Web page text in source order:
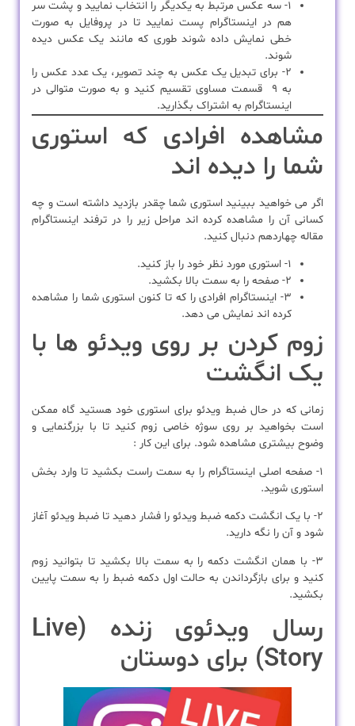
۱- سه عکس مرتبط به یکدیگر را انتخاب نمایید و پشت سر
هم در اینستاگرام پست نمایید تا در پروفایل به صورت
خطی نمایش داده شوند طوری که مانند یک عکس دیده
شوند.
۲- برای تبدیل یک عکس به چند تصویر، یک عدد عکس را
به ۹ قسمت مساوی تقسیم کنید و به صورت متوالی در
اینستاگرام به اشتراک بگذارید.
مشاهده افرادی که استوری
شما را دیده اند
اگر می خواهید ببینید استوری شما چقدر بازدید داشته است و چه
کسانی آن را مشاهده کرده اند مراحل زیر را در ترفند اینستاگرام
مقاله چهاردهم دنبال کنید.
۱- استوری مورد نظر خود را باز کنید.
۲- صفحه را به سمت بالا بکشید.
۳- اینستاگرام افرادی را که تا کنون استوری شما را مشاهده
کرده اند نمایش می دهد.
زوم کردن بر روی ویدئو ها با
یک انگشت
زمانی که در حال ضبط ویدئو برای استوری خود هستید گاه ممکن
است بخواهید بر روی سوژه خاصی زوم کنید تا با بزرگنمایی و
وضوح بیشتری مشاهده شود. برای این کار :
۱- صفحه اصلی اینستاگرام را به سمت راست بکشید تا وارد بخش
استوری شوید.
۲- با یک انگشت دکمه ضبط ویدئو را فشار دهید تا ضبط ویدئو آغاز
شود و آن را نگه دارید.
۳- با همان انگشت دکمه را به سمت بالا بکشید تا بتوانید زوم
کنید و برای بازگرداندن به حالت اول دکمه ضبط را به سمت پایین
بکشید.
رسال ویدئوی زنده (Live
Story) برای دوستان